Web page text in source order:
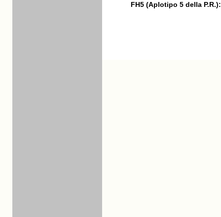
FH5 (Aplotipo 5 della P.R.):